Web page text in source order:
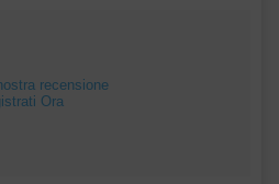
recensione
Ora